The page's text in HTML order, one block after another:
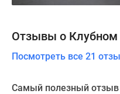
Отзывы о Клубном
Посмотреть все 21
Самый полезный отзыв